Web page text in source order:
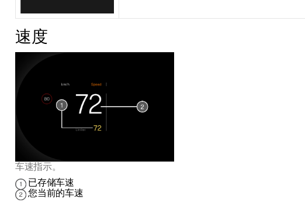
速度
车速指示。
已存储车速
您当前的车速